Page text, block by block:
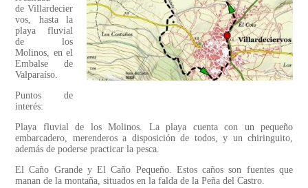
de Villardecier
vos, hasta la
playa fluvial
de los
Molinos, en el
Embalse de
Valparaíso.
Puntos de
interés:
Playa fluvial de los Molinos. La playa cuenta con un pequeño
embarcadero, merenderos a disposición de todos, y un chiringuito,
además de poderse practicar la pesca.
El Caño Grande y El Caño Pequeño. Estos caños son fuentes que
manan de la montaña, situados en la falda de la Peña del Castro.